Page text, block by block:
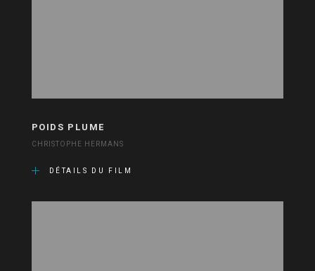
POIDS PLUME
CHRISTOPHE HERMANS
DÉTAILS DU FILM